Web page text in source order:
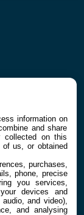
information on
and share
collected on this
us, or obtained
purchases,
phone, precise
you services,
devices and
and video),
and analysing